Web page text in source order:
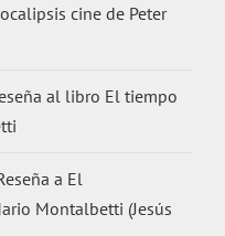
cine de Peter
al libro El tiempo
a El
Montalbetti (Jesús